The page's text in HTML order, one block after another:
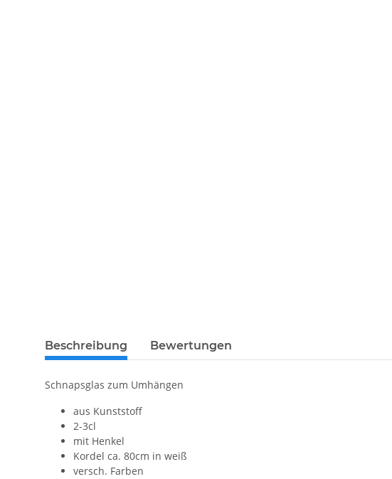
Beschreibung Bewertungen
Schnapsglas zum Umhängen
aus Kunststoff
2-3cl
mit Henkel
Kordel ca. 80cm in weiß
versch. Farben